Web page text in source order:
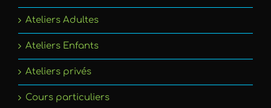
Ateliers Adultes
Ateliers Enfants
Ateliers privés
Cours particuliers